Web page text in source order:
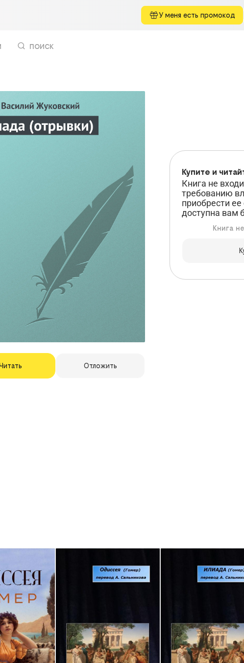
У меня есть промокод
поиск
Отложить
Купите и
Книга не
требованию
приобрести
доступна вам
Книга